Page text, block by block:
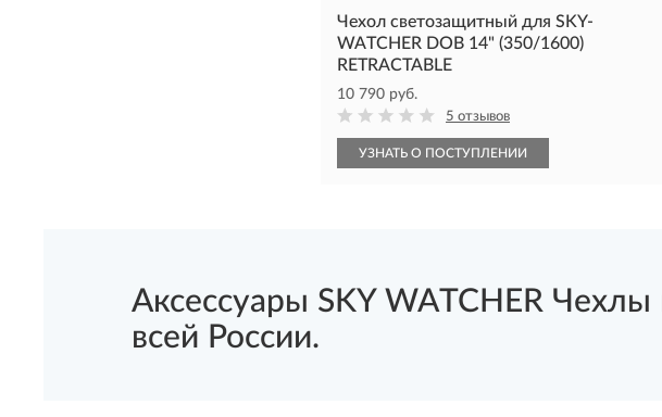
Чехол светозащитный для SKY-
WATCHER DOB 14" (350/1600)
RETRACTABLE
10 790 руб.
5 отзывов
УЗНАТЬ О ПОСТУПЛЕНИИ
Аксессуары SKY WATCHER
всей России.